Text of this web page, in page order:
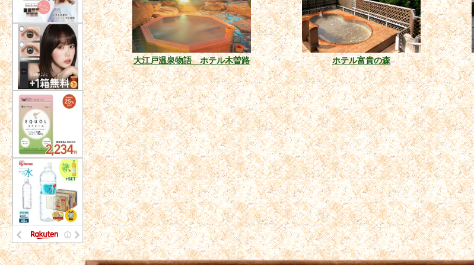
大江戸温泉物語 ホテル木曽路 ホテル富貴の森